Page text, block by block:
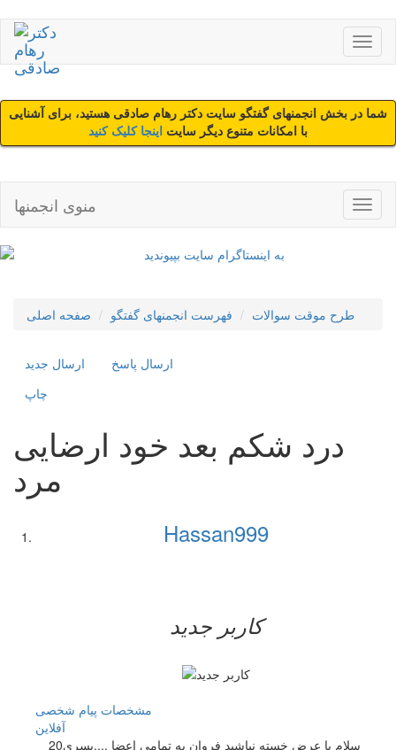
شما در بخش انجمنهای گفتگو سایت دکتر رهام صادقی هستید، برای آشنایی
با امکانات متنوع دیگر سایت اینجا کلیک کنید
منوی انجمنها
صفحه اصلی فهرست انجمنهای گفتگو طرح موقت سوالات
ارسال جديد
ارسال پاسخ
چاپ
درد شکم بعد خود ارضایی
مرد
Hassan999
کاربر جدید
مشخصات پیام شخصی
آفلاين
سلام با عرض خسته نباشید فروان به تمامی اعضا ....پسری20